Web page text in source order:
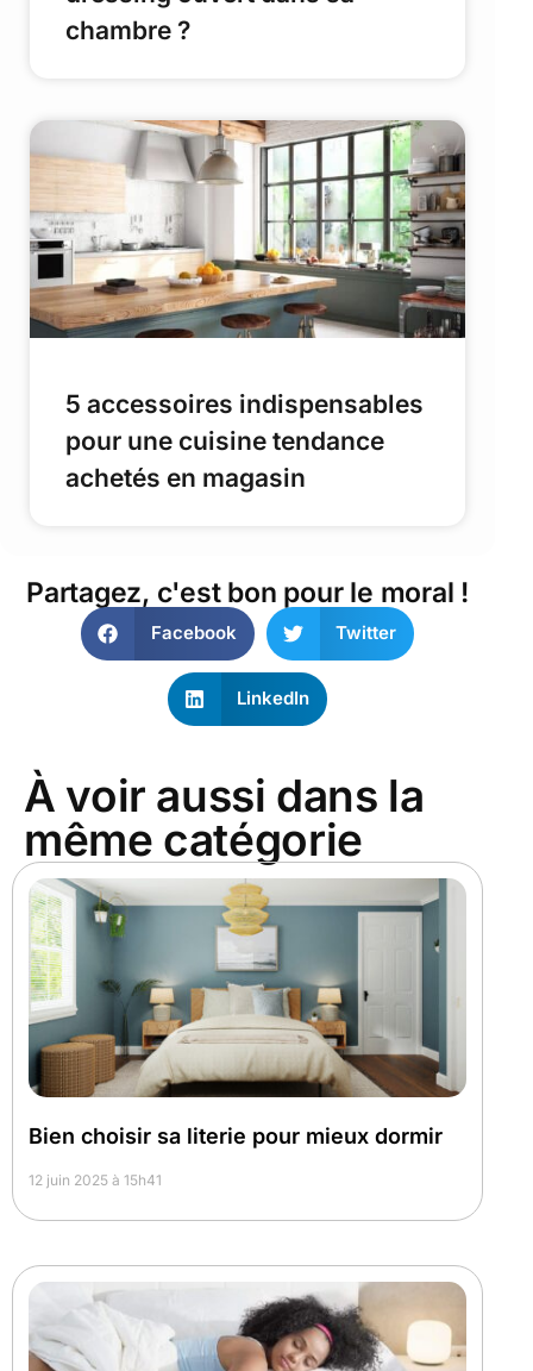
chambre ?
5 accessoires indispensables
pour une cuisine tendance
achetés en magasin
Partagez, c'est bon pour le moral !
Facebook Twitter
LinkedIn
À voir aussi dans la
même catégorie
Bien choisir sa literie pour mieux dormir
12 juin 2025 à 15h41